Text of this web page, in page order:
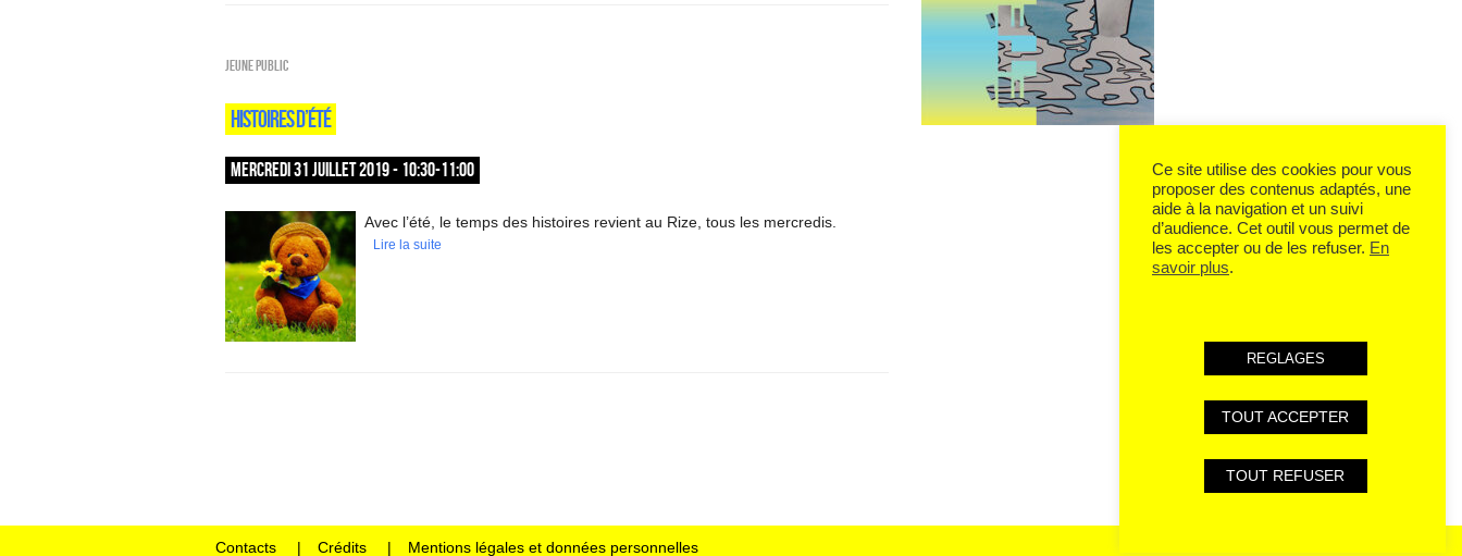
Jeune public
HISTOIRES D’ÉTÉ
MERCREDI 31 JUILLET 2019 - 10:30-11:00
Avec l’été, le temps des histoires revient au Rize, tous les mercredis.
Lire la suite
Contacts Crédits Mentions légales et données personnelles
Ce site utilise des cookies pour vous
proposer des contenus adaptés, une
aide à la navigation et un suivi
d’audience. Cet outil vous permet de
les accepter ou de les refuser. En
savoir plus.
REGLAGES
TOUT ACCEPTER
TOUT REFUSER